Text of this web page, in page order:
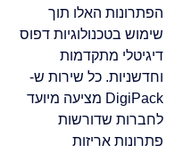
הפתרונות האלו תוך
שימוש בטכנולוגיות דפוס
דיגיטלי מתקדמות
וחדשניות. כל שירות ש-
DigiPack מציעה מיועד
לחברות שדורשות
פתרונות אריזות